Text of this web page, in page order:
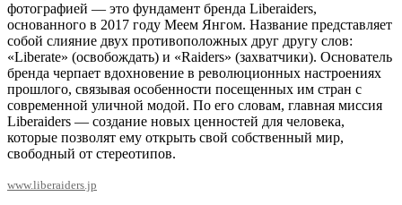
фотографией — это фундамент бренда Liberaiders,
основанного в 2017 году Меем Янгом. Название представляет
собой слияние двух противоположных друг другу слов:
«Liberate» (освобождать) и «Raiders» (захватчики). Основатель
бренда черпает вдохновение в революционных настроениях
прошлого, связывая особенности посещенных им стран с
современной уличной модой. По его словам, главная миссия
Liberaiders — создание новых ценностей для человека,
которые позволят ему открыть свой собственный мир,
свободный от стереотипов.
www.liberaiders.jp